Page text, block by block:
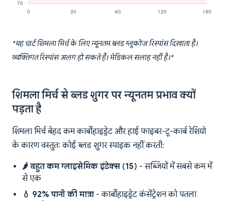
*यह चार्ट शिमला मिर्च के लिए न्यूनतम ब्लड ग्लूकोज रिस्पांस दिखाता है।
व्यक्तिगत रिस्पांस अलग हो सकते हैं। मेडिकल सलाह नहीं है।*
शिमला मिर्च से ब्लड शुगर पर न्यूनतम प्रभाव क्यों
पड़ता है
शिमला मिर्च बेहद कम कार्बोहाइड्रेट और हाई फाइबर-टू-कार्ब रेशियो
के कारण वस्तुतः कोई ब्लड शुगर स्पाइक नहीं करती:
🌶️ बहुत कम ग्लाइसेमिक इंडेक्स (15) - सब्जियों में सबसे कम में
से एक
💧 92% पानी की मात्रा - कार्बोहाइड्रेट कंसेंट्रेशन को पतला